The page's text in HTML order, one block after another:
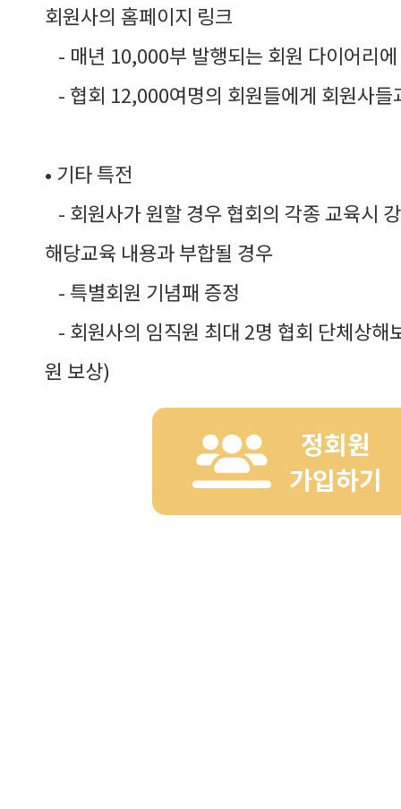
회원사의 홈페이지 링크
- 매년 10,000부 발행되는 회원 다이어리
- 협회 12,000여명의 회원들에게 회원사들
• 기타 특전
- 회원사가 원할 경우 협회의 각종 교육시
해당교육 내용과 부합될 경우
- 특별회원 기념패 증정
- 회원사의 임직원 최대 2명 협회 단체상해
원 보상)
정회원
가입하기